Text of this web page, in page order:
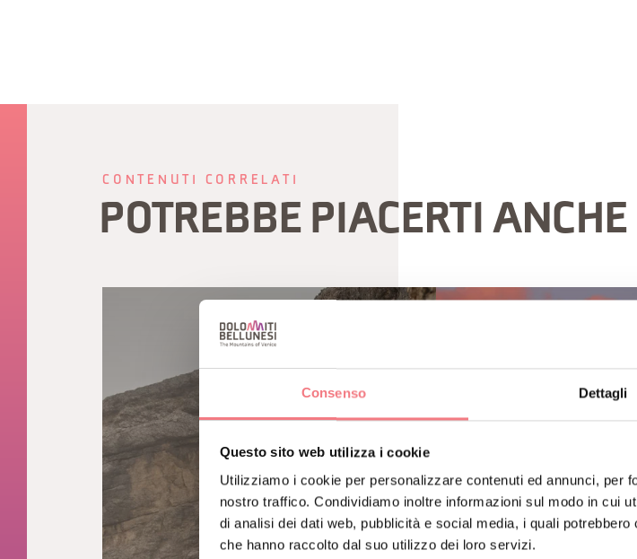
Consenso Dettagli
Questo sito web utilizza i cookie
Utilizziamo i cookie per personalizzare contenuti ed annunci, per
nostro traffico. Condividiamo inoltre informazioni sul modo in cui
di analisi dei dati web, pubblicità e social media, i quali
che hanno raccolto dal suo utilizzo dei loro servizi.
CONTENUTI CORRELATI
POTREBBE PIACERTI ANCHE